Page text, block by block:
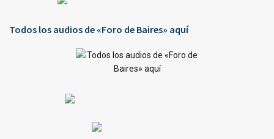
Todos los audios de «Foro de Baires» aquí